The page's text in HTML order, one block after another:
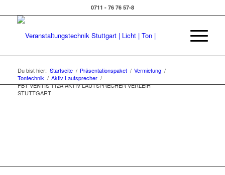
0711 - 76 76 57-8
Du bist hier: Startseite / Präsentationspaket / Vermietung /
Tontechnik / Aktiv Lautsprecher /
FBT VENTIS 112A AKTIV LAUTSPRECHER VERLEIH
STUTTGART